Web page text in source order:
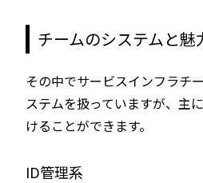
チームのシステムと魅
その中でサービスインフラチ
ステムを扱っていますが、主
けることができます。
ID管理系